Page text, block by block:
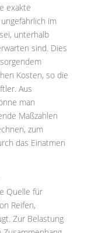
exakte
im
unterhalb
sind. Dies
Kosten, so die
Aus
man
Maßzahlen
zum
das Einatmen
Quelle für
Reifen,
Zur Belastung